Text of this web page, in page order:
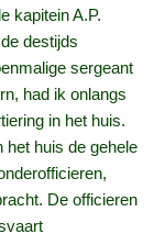
kapitein A.P.
destijds
sergeant
had ik onlangs
in het huis.
het huis de gehele
De officieren